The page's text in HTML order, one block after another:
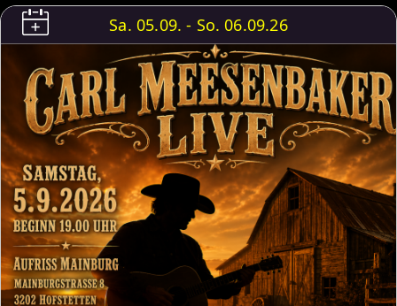
Sa. 05.09. - So. 06.09.26